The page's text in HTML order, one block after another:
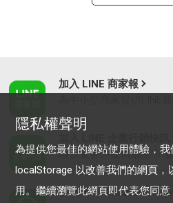
加入 LINE 商家報
為企業客戶提供最新市
LINE Biz-Solutions
隱私權聲明
為提供您最佳的網站使用體驗，我
localStorage 以改善我們的網頁，
用。繼續瀏覽此網頁即代表您同